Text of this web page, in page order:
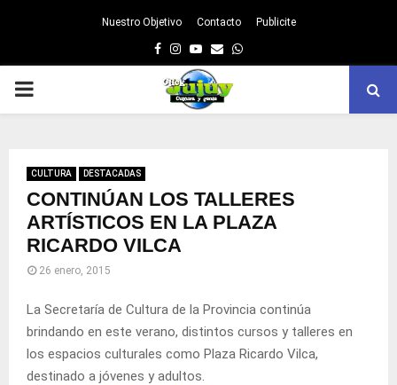
Nuestro Objetivo Contacto Publicite
Facebook
Instagram
Youtube
EmailWhatsapp
PRIMARY
CULTURA DESTACADAS
CONTINÚAN LOS TALLERES
ARTÍSTICOS EN LA PLAZA
RICARDO VILCA
26 enero, 2015
La Secretaría de Cultura de la Provincia continúa
brindando en este verano, distintos cursos y talleres en
los espacios culturales como Plaza Ricardo Vilca,
destinado a jóvenes y adultos.